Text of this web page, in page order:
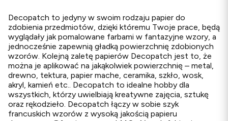
Decopatch to jedyny w swoim rodzaju papier do
zdobienia przedmiotów, dzięki któremu Twoje prace, będą
wyglądały jak pomalowane farbami w fantazyjne wzory, a
jednocześnie zapewnią gładką powierzchnię zdobionych
wzorów. Kolejną zaletę papierów Decopatch jest to, że
można je aplikować na jakąkolwiek powierzchnię – metal,
drewno, tektura, papier mache, ceramika, szkło, wosk,
akryl, kamień etc.. Decopatch to idealne hobby dla
wszystkich, którzy uwielbiają kreatywne zajęcia, sztukę
oraz rękodzieło. Decopatch łączy w sobie szyk
francuskich wzorów z wysoką jakością papieru